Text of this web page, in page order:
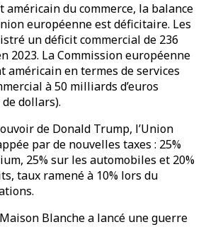
américain du commerce, la balance
européenne est déficitaire. Les
un déficit commercial de 236
2023. La Commission européenne
américain en termes de services
à 50 milliards d’euros
dollars).
de Donald Trump, l’Union
par de nouvelles taxes : 25%
25% sur les automobiles et 20%
taux ramené à 10% lors du
Blanche a lancé une guerre